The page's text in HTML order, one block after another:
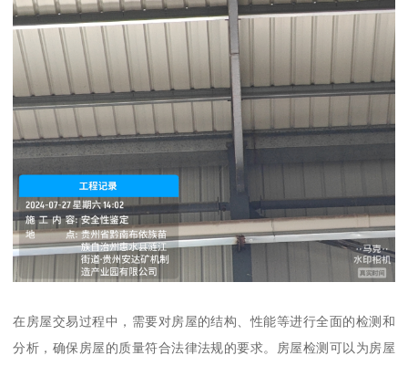
在房屋交易过程中，需要对房屋的结构、性能等进行全面的检测和
分析，确保房屋的质量符合法律法规的要求。房屋检测可以为房屋